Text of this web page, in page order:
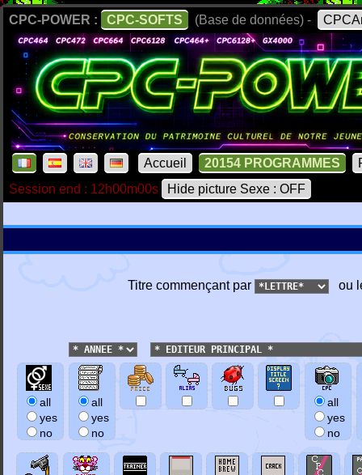
CPC-POWER : CPC-SOFTS (Base de données) -
Accueil 20154 PROGRAMMES
Session end : 12h00m00s
Hide picture Sexe : OFF
Titre commençant par ou
all
yes
no
all
yes
no
all
yes
no